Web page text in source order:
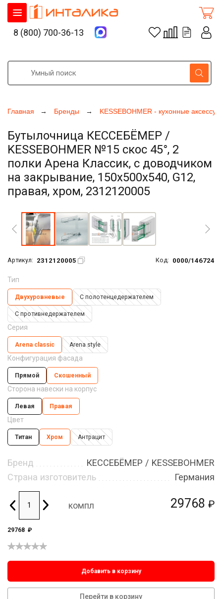
Главная Бренды KESSEBOHMER - кухонные
Бутылочница КЕССЕБЁМЕР /
KESSEBOHMER №15 скос 45°, 2
полки Арена Классик, с доводчиком
на закрывание, 150х500х540, G12,
правая, хром, 2312120005
Артикул: 2312120005 Код: 0000/146724
29768 ₽
Тип
Двухуровневые С полотенцедержателем
С противнедержателем
Серия
Arena classic Arena style
Конфигурация фасада
Прямой Скошенный
Сторона навески на корпус
Левая Правая
Цвет
Титан Хром Антрацит
Бренд
КЕССЕБЁМЕР / KESSEBOHMER
Страна изготовитель
Германия
компл
29768 ₽
Добавить в корзину
Перейти в корзину
8 (800) 700-36-13